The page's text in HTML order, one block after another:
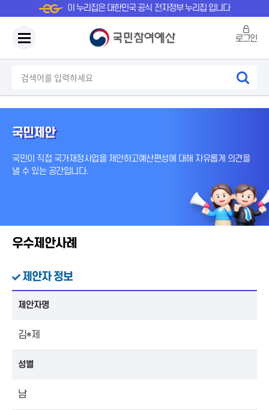
이 누리집은 대한민국 공식 전자정부 누리집 입니다
로그인
국민제안
국민이 직접 국가재정사업을 제안하고예산편성에 대해 자유롭게 의견을
낼 수 있는 공간입니다.
우수제안사례
제안자 정보
제안자명
김*제
성별
남